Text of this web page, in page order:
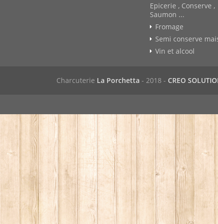
Epicerie , Conserve ,
Saumon ...
Fromage
Semi conserve
Vin et alcool
Charcuterie La Porchetta - 2018 - CREO